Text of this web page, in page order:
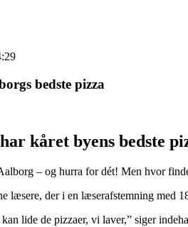
bedste pizza
kåret byens bedste
– og hurra for dét! Men hvor
læsere, der i en læserafstemning med
lide de pizzaer, vi laver,” siger